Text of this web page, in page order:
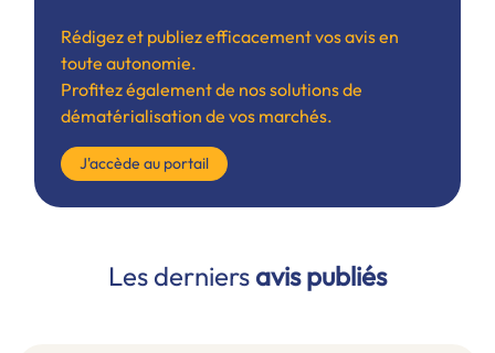
Rédigez et publiez efficacement vos avis en
toute autonomie.
Profitez également de nos solutions de
dématérialisation de vos marchés.
J'accède au portail
Les derniers avis publiés